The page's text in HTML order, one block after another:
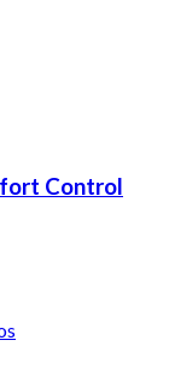
Control